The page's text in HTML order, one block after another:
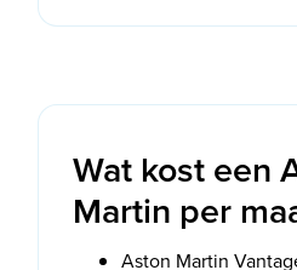
Wat kost een
Martin per
Aston Martin